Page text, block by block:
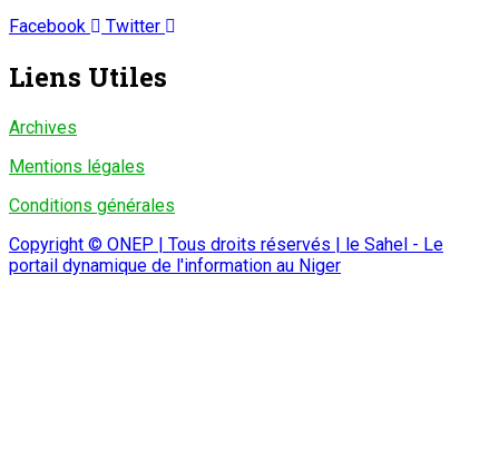
Facebook Twitter
Liens Utiles
Archives
Mentions légales
Conditions générales
Copyright © ONEP | Tous droits réservés | le Sahel - Le
portail dynamique de l'information au Niger